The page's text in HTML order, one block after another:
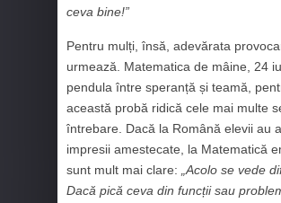
ceva bine!”
Pentru mulți, însă, adevărata
urmează. Matematica de mâine, 24
pendula între speranță și teamă,
această probă ridică cele mai multe
întrebare. Dacă la Română elevii au
impresii amestecate, la Matematică
sunt mult mai clare:
„Acolo se vede
Dacă pică ceva din funcții sau